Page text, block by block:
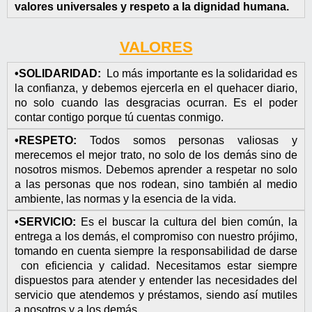
valores universales y respeto a la dignidad humana.
VALORES
•SOLIDARIDAD: Lo más importante es la solidaridad es
la confianza, y debemos ejercerla en el quehacer diario,
no solo cuando las desgracias ocurran. Es el poder
contar contigo porque tú cuentas conmigo.
•RESPETO: Todos somos personas valiosas y
merecemos el mejor trato, no solo de los demás sino de
nosotros mismos. Debemos aprender a respetar no solo
a las personas que nos rodean, sino también al medio
ambiente, las normas y la esencia de la vida.
•SERVICIO: Es el buscar la cultura del bien común, la
entrega a los demás, el compromiso con nuestro prójimo,
tomando en cuenta siempre la responsabilidad de darse
con eficiencia y calidad. Necesitamos estar siempre
dispuestos para atender y entender las necesidades del
servicio que atendemos y préstamos, siendo así mutiles
a nosotros y a los demás.
SEVAC